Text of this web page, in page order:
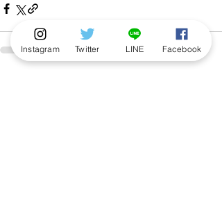
Instagram Twitter LINE Facebook